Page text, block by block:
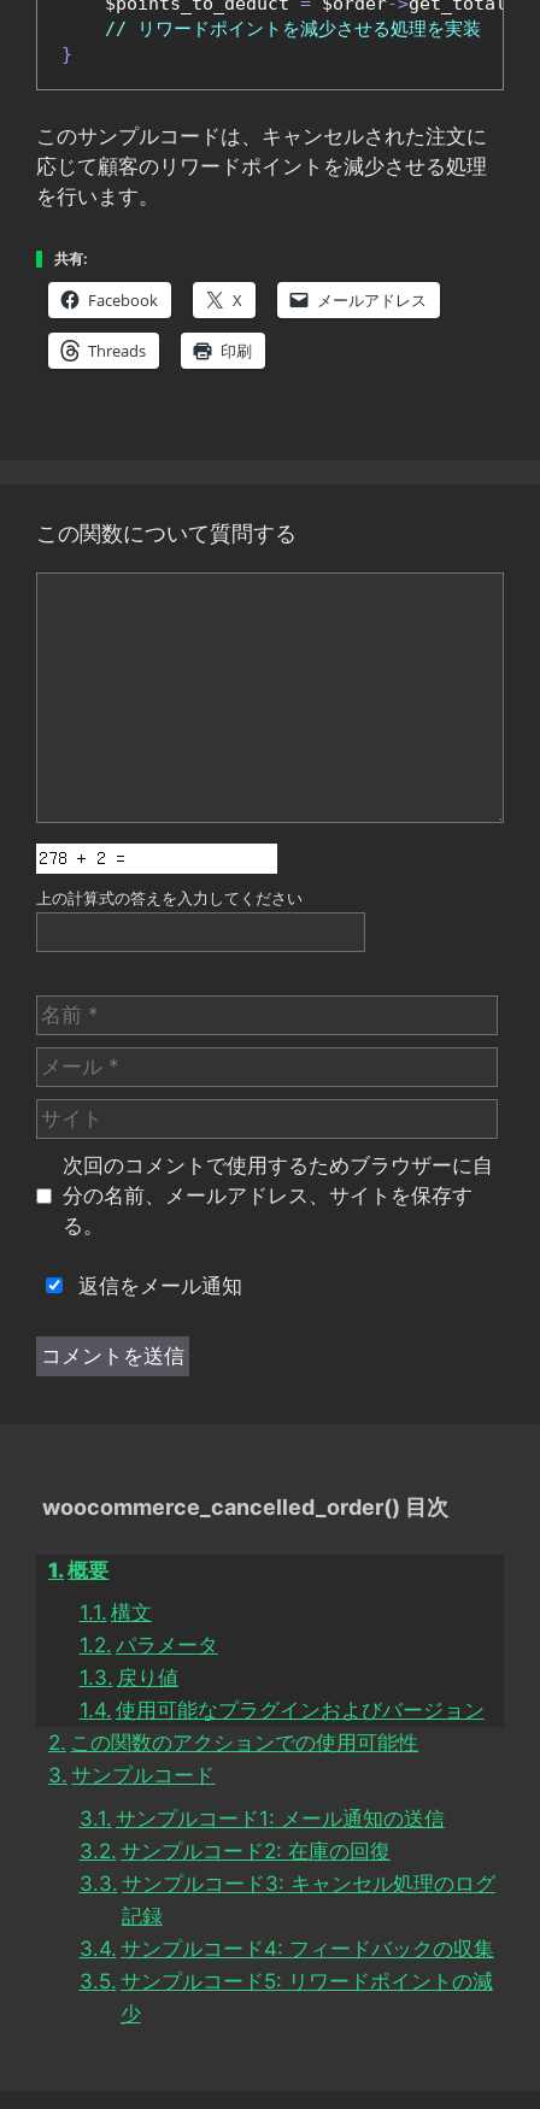
// リワードポイントを減少させる処理を実装
}
このサンプルコードは、キャンセルされた注文に
応じて顧客のリワードポイントを減少させる処理
を行います。
共有:
Facebook X メールアドレス
Threads 印刷
この関数について質問する
上の計算式の答えを入力してください
名
前
メ
ー
ル
サ
イ
次回のコメントで使用するためブラウザーに自
分の名前、メールアドレス、サイトを保存す
る。
返信をメール通知
woocommerce_cancelled_order() 目次
概要
構文
パラメータ
戻り値
使用可能なプラグインおよびバージョン
この関数のアクションでの使用可能性
サンプルコード
サンプルコード1: メール通知の送信
サンプルコード2: 在庫の回復
サンプルコード3: キャンセル処理のログ
記録
サンプルコード4: フィードバックの収集
サンプルコード5: リワードポイントの減
少